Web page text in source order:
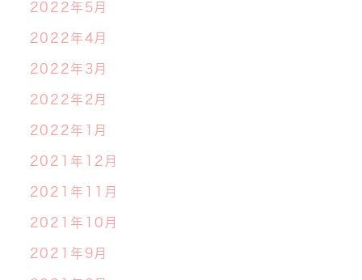
2022年5月
2022年4月
2022年3月
2022年2月
2022年1月
2021年12月
2021年11月
2021年10月
2021年9月